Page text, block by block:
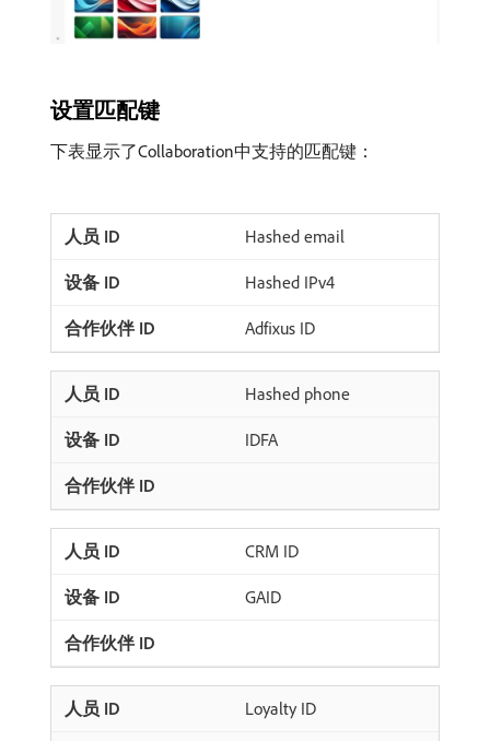
设置匹配键
下表显示了Collaboration中支持的匹配键：
Hashed email
Hashed IPv4
Adfixus ID
Hashed phone
IDFA
CRM ID
GAID
Loyalty ID